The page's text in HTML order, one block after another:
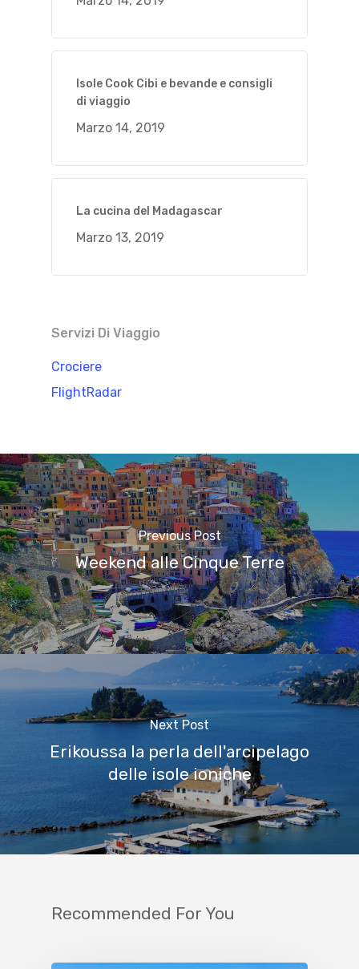
Isole Cook Cibi e bevande e consigli
di viaggio
Marzo 14, 2019
La cucina del Madagascar
Marzo 13, 2019
Servizi Di Viaggio
Crociere
FlightRadar
Previous Post
Weekend alle Cinque Terre
Next Post
Erikoussa la perla dell'arcipelago
delle isole ioniche
Recommended For You